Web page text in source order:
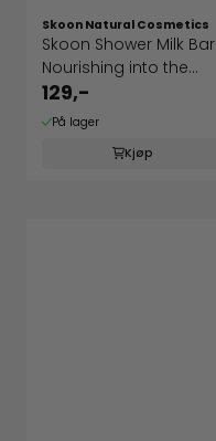
Skoon Natural Cosmetics
Skoon Shower Milk Bar
Nourishing into the
deep 2 ...
129,-
På lager
Kjøp